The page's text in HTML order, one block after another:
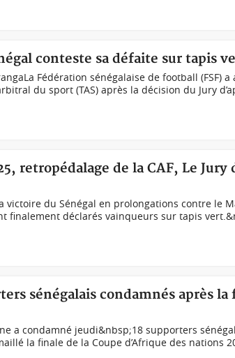
conteste sa défaite sur tapis
Fédération sénégalaise de football (FSF)
du sport (TAS) après la décision du Jury
retropédalage de la CAF, Le
victoire du Sénégal en prolongations contre le
finalement déclarés vainqueurs sur tapis
sénégalais condamnés après la
a condamné jeudi&nbsp;18 supporters
la finale de la Coupe d’Afrique des nations